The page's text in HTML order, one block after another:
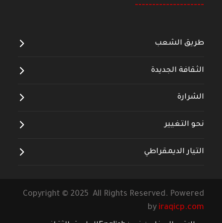
--------------------
طريق الشعب
الثقافة الجديدة
الشرارة
نحو التغيير
التيار الديمقراطي
Copyright © 2025 All Rights Reserved. Powered
by iraqicp.com